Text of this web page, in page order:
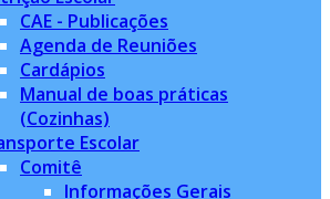
CAE - Publicações
Agenda de Reuniões
Cardápios
Manual de boas práticas
(Cozinhas)
Escolar
Comitê
Informações Gerais